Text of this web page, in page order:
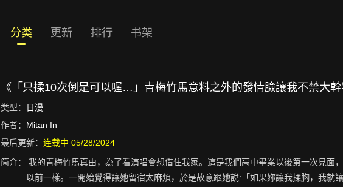
分类 更新 排行 书架
《「只揉10次倒是可以喔…」青梅竹馬意料之外的發情臉讓我不禁大幹
类型：
日漫
作者： Mitan In
最后更新： 连载中 05/28/2024
简介：
我的青梅竹馬真由，為了看演唱會想借住我家。這是我們高中畢業以後第一次見面
以前一樣。一開始覺得讓她留宿太麻煩，於是故意跟她說:「如果妳讓我揉胸，我就